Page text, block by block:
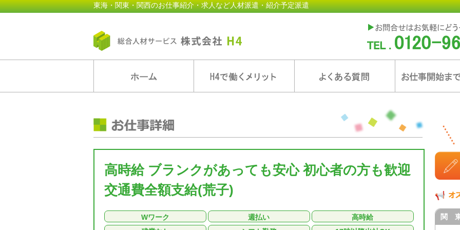
東海・関東・関西のお仕事紹介・求人など人材派遣・紹介予定派遣
高時給 ブランクがあっても安心 初心者の方も歓迎
交通費全額支給(荒子)
Wワーク 週払い
高時給
関